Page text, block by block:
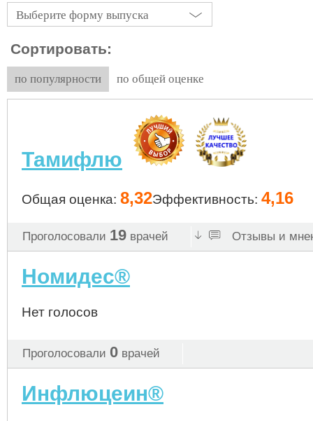
Выберите форму выпуска
Сортировать:
по популярности по общей оценке
Тамифлю
Общая оценка: 8,32Эффективность: 4,16
Проголосовали 19 врачей Отзывы и
Номидес®
Нет голосов
Проголосовали 0 врачей
Инфлюцеин®